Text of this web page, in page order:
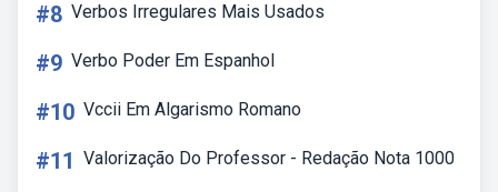
#8 Verbos Irregulares Mais Usados
#9 Verbo Poder Em Espanhol
#10 Vccii Em Algarismo Romano
#11 Valorização Do Professor - Redação Nota 1000